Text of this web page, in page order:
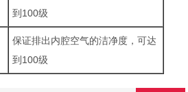
到100级
保证排出内腔空气的洁净度，可达
到100级